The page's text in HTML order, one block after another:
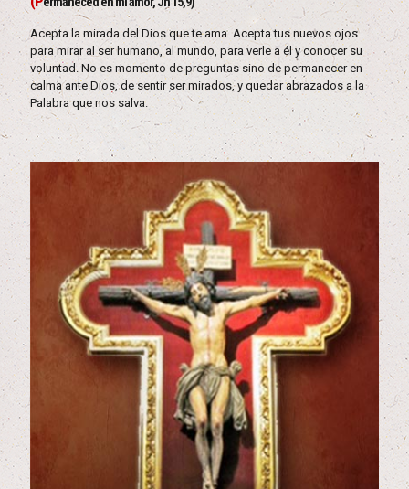
Acepta la mirada del Dios que te ama. Acepta tus nuevos ojos
para mirar al ser humano, al mundo, para verle a él y conocer su
voluntad. No es momento de preguntas sino de permanecer en
calma ante Dios, de sentir ser mirados, y quedar abrazados a la
Palabra que nos salva.